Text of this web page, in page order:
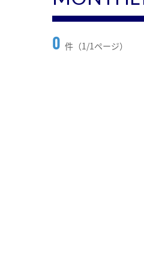
0 件（1/1ページ）